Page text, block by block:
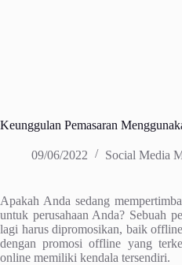
Keunggulan Pemasaran
09/06/2022 Social Media
Apakah Anda sedang
untuk perusahaan Anda? Sebuah
lagi harus dipromosikan, baik
dengan promosi offline yang
online memiliki kendala tersendiri.